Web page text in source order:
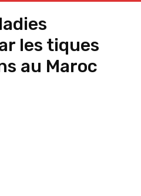
les tiques
au Maroc